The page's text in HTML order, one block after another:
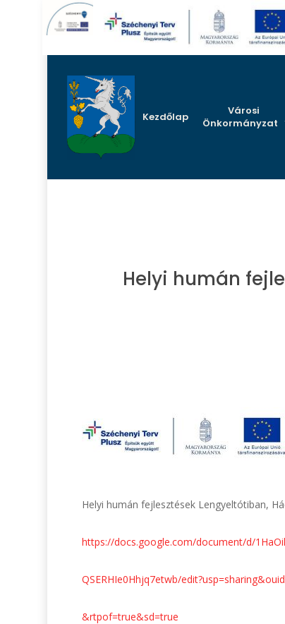
Kezdőlap
Városi
Önkormányzat
Helyi humán
Helyi humán fejlesztések Lengyeltótiban,
https://docs.google.com/document/d/
QSERHIe0Hhjq7etwb/
&rtpof=true&sd=true